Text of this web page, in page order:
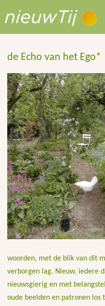
de Echo van het Ego*
woorden, met de blik van dit
verborgen lag. Nieuw, iedere
nieuwsgierig en met
oude beelden en patronen los